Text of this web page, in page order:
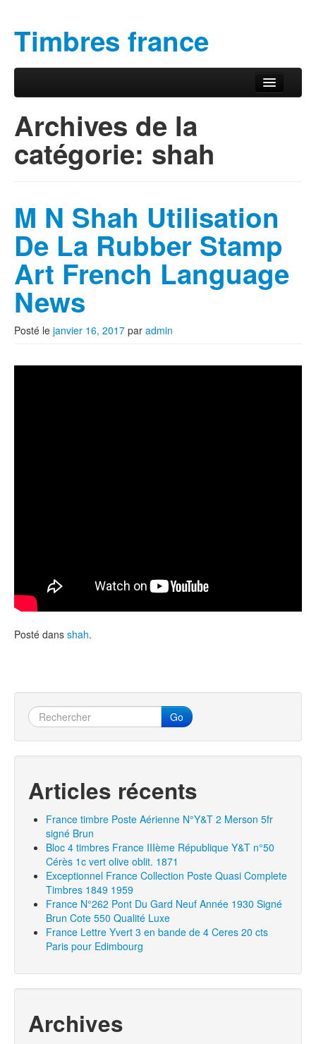
Timbres france
Menu principal
Archives de la
catégorie: shah
M N Shah Utilisation
De La Rubber Stamp
Art French Language
News
Posté le janvier 16, 2017 par admin
Posté dans shah.
Go
Articles récents
France timbre Poste Aérienne N°Y&T 2 Merson 5fr
signé Brun
Bloc 4 timbres France IIIème République Y&T n°50
Cérès 1c vert olive oblit. 1871
Exceptionnel France Collection Poste Quasi Complete
Timbres 1849 1959
France N°262 Pont Du Gard Neuf Année 1930 Signé
Brun Cote 550 Qualité Luxe
France Lettre Yvert 3 en bande de 4 Ceres 20 cts
Paris pour Edimbourg
Archives